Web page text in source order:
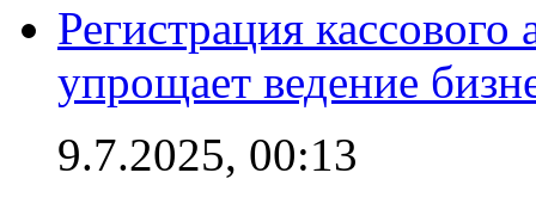
Регистрация
упрощает ведение
9.7.2025, 00:13